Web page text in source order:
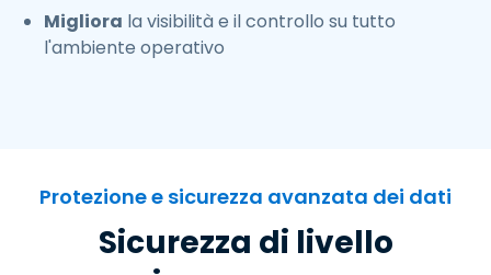
Migliora la visibilità e il controllo su tutto
l'ambiente operativo
Protezione e sicurezza avanzata dei dati
Sicurezza di livello